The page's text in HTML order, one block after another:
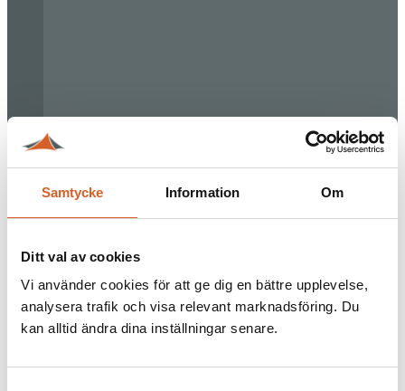
Samtycke Information Om
Ditt val av cookies
Vi använder cookies för att ge dig en bättre upplevelse,
analysera trafik och visa relevant marknadsföring. Du
kan alltid ändra dina inställningar senare.